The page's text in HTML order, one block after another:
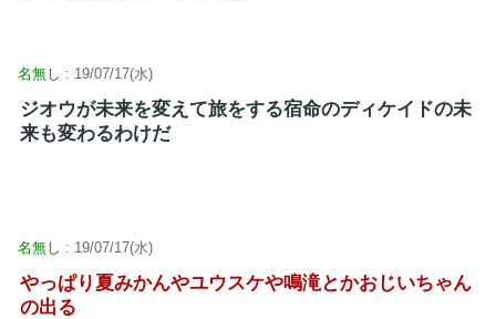
名無し : 19/07/17(水)
ジオウが未来を変えて旅をする宿命のディケイドの未
来も変わるわけだ
名無し : 19/07/17(水)
やっぱり夏みかんやユウスケや鳴滝とかおじいちゃん
の出る